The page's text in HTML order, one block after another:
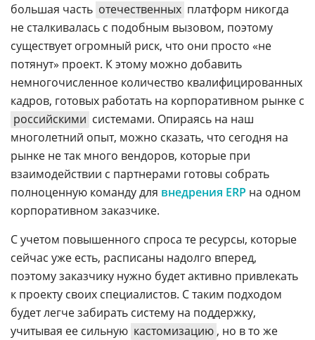
большая часть отечественных платформ никогда
не сталкивалась с подобным вызовом, поэтому
существует огромный риск, что они просто «не
потянут» проект. К этому можно добавить
немногочисленное количество квалифицированных
кадров, готовых работать на корпоративном рынке с
российскими системами. Опираясь на наш
многолетний опыт, можно сказать, что сегодня на
рынке не так много вендоров, которые при
взаимодействии с партнерами готовы собрать
полноценную команду для внедрения ERP на одном
корпоративном заказчике.
С учетом повышенного спроса те ресурсы, которые
сейчас уже есть, расписаны надолго вперед,
поэтому заказчику нужно будет активно привлекать
к проекту своих специалистов. С таким подходом
будет легче забирать систему на поддержку,
учитывая ее сильную кастомизацию , но в то же